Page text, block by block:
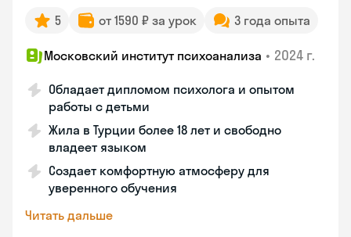
5 от 1590 ₽ за урок 3 года опыта
Московский институт психоанализа • 2024 г.
Обладает дипломом психолога и опытом
работы с детьми
Жила в Турции более 18 лет и свободно
владеет языком
Создает комфортную атмосферу для
уверенного обучения
Читать дальше